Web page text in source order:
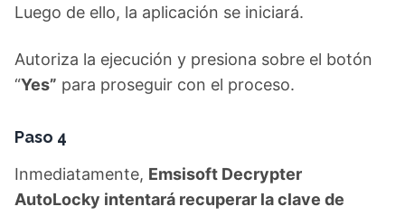
Luego de ello, la aplicación se iniciará.
Autoriza la ejecución y presiona sobre el botón
“Yes” para proseguir con el proceso.
Paso 4
Inmediatamente, Emsisoft Decrypter
AutoLocky intentará recuperar la clave de